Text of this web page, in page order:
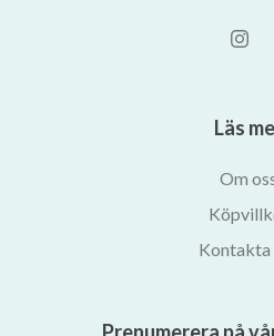
Läs
Om
Kontakta